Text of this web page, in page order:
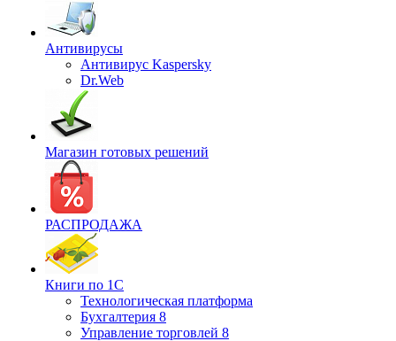
Антивирусы
Антивирус Kaspersky
Dr.Web
Магазин готовых решений
РАСПРОДАЖА
Книги по 1С
Технологическая платформа
Бухгалтерия 8
Управление торговлей 8